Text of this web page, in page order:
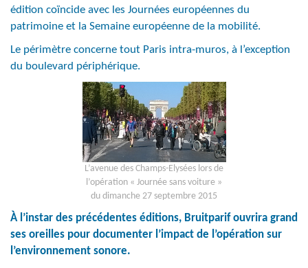
édition coïncide avec les Journées européennes du
patrimoine et la Semaine européenne de la mobilité.
Le périmètre concerne tout Paris intra-muros, à l’exception
du boulevard périphérique.
L’avenue des Champs-Elysées lors de
l’opération « Journée sans voiture »
du dimanche 27 septembre 2015
À l’instar des précédentes éditions, Bruitparif ouvrira grand
ses oreilles pour documenter l’impact de l’opération sur
l’environnement sonore.